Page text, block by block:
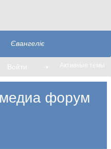
форум
Євангеліє
Войти ➝ Активные темы